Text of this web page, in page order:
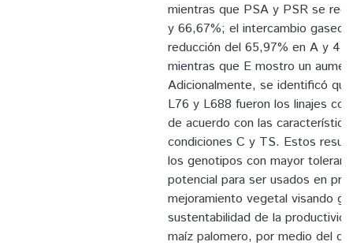
mientras que PSA y PSR se
y 66,67%; el intercambio
reducción del 65,97% en A y
mientras que E mostro un
Adicionalmente, se identificó
L76 y L688 fueron los linajes
de acuerdo con las
condiciones C y TS. Estos
los genotipos con mayor
potencial para ser usados en
mejoramiento vegetal visando
sustentabilidad de la
maíz palomero, por medio del